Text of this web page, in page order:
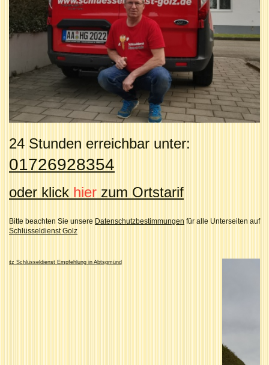
24 Stunden erreichbar unter:
01726928354
oder klick hier zum Ortstarif
Bitte beachten Sie unsere Datenschutzbestimmungen für alle Unterseiten auf
Schlüsseldienst Golz